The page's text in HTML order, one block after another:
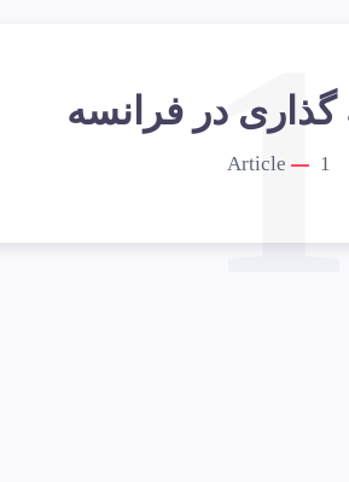
گذاری در فرانسه
1